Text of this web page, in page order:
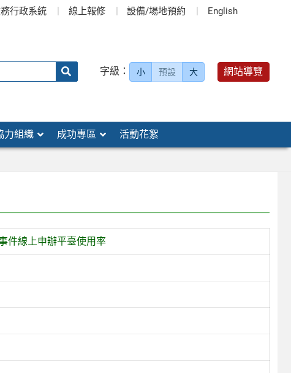
行政系統 線上報修 設備/場地預約 English
字級： 小 預設 大 網站導覽
力組織 成功專區 活動花絮
件線上申辦平臺使用率